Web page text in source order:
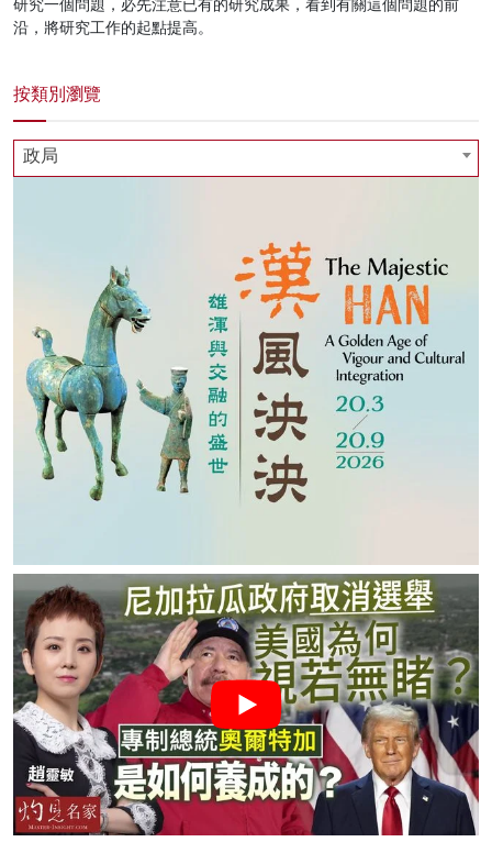
研究一個問題，必先注意已有的研究成果，看到有關這個問題的前
沿，將研究工作的起點提高。
按類別瀏覽
政局